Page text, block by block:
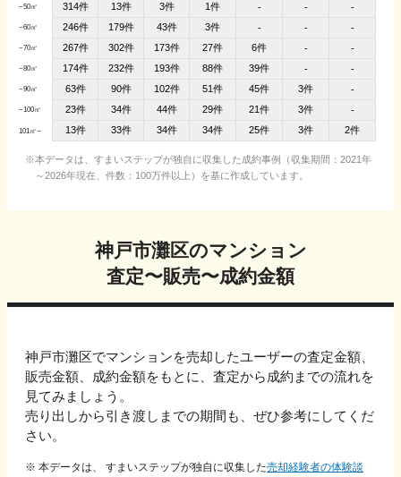
~50㎡
~60㎡
~70㎡
~80㎡
~90㎡
~100㎡
101㎡~
314件 13件 3件 1件 - -
-
246件
179件 43件 3件 - -
-
267件
302件 173件 27件 6件 -
-
174件
232件 193件 88件 39件 -
-
63件
90件 102件 51件 45件 3件
-
23件
34件 44件 29件 21件 3件
-
13件
33件 34件 34件 25件 3件 2件
本データは、すまいステップが独自に収集した成約事例（収集期間：2021年
～2026年現在、件数：100万件以上）を基に作成しています。
神戸市灘区のマンション
査定〜販売〜成約金額
神戸市灘区でマンションを売却したユーザーの査定金額、
販売金額、成約金額をもとに、 査定から成約までの流れを
見てみましょう。
売り出しから引き渡しまでの期間も、ぜひ参考にしてくだ
さい。
※ 本データは、 すまいステップが独自に収集した売却経験者の体験談